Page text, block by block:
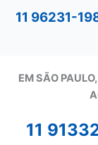
11 96231-
EM SÃO
A
11